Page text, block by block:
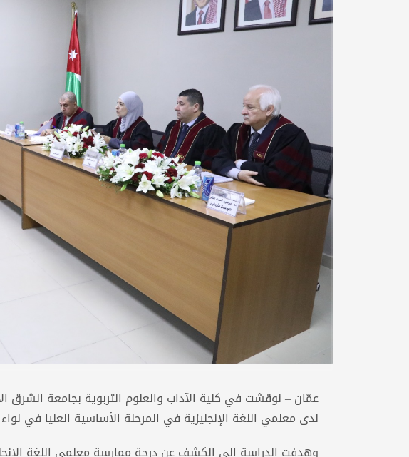
عمّان – نوقشت في كلية الآداب والعلوم التربوية بجامعة الشرق
لدى معلمي اللغة الإنجليزية في المرحلة الأساسية العليا في